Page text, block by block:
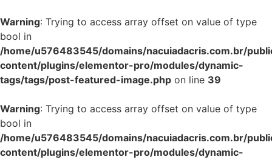
Warning: Trying to access array offset on value of type
bool in
/home/u576483545/domains/nacuiadacris.com.br/
content/plugins/elementor-pro/modules/dynamic-
tags/tags/post-featured-image.php on line 39
Warning: Trying to access array offset on value of type
bool in
/home/u576483545/domains/nacuiadacris.com.br/
content/plugins/elementor-pro/modules/dynamic-